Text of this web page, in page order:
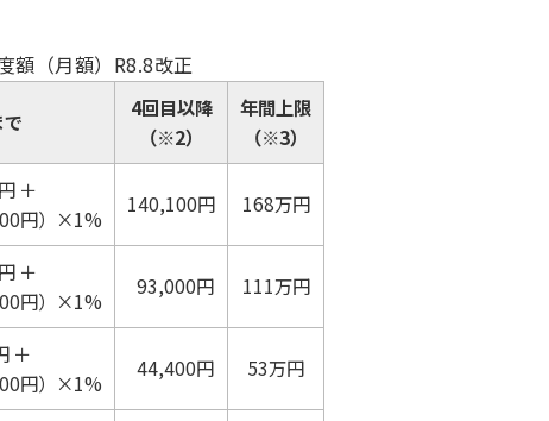
額（月額）R8.8改正
4回目以降
（※2）
年間上限
（※3）
＋
円）×1%
140,100円 168万円
＋
円）×1%
93,000円 111万円
＋
円）×1%
44,400円 53万円